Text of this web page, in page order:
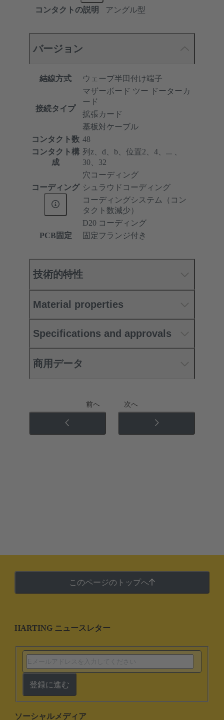
コンタクトの説明 アングル型
バージョン
結線方式 ウェーブ半田付け端子
接続タイプ
マザーボード ツー ドーターカ
ード
拡張カード
基板対ケーブル
コンタクト数 48
コンタクト構
成
列z、d、b、位置2、4、... 、
30、32
コーディング
穴コーディング
シュラウドコーディング
コーディングシステム（コン
タクト数減少）
D20 コーディング
PCB固定
固定フランジ付き
技術的特性
Material properties
Specifications and approvals
商用データ
前へ 次へ
このページのトップへ
HARTING ニュースレター
登録に進む
ソーシャルメディア